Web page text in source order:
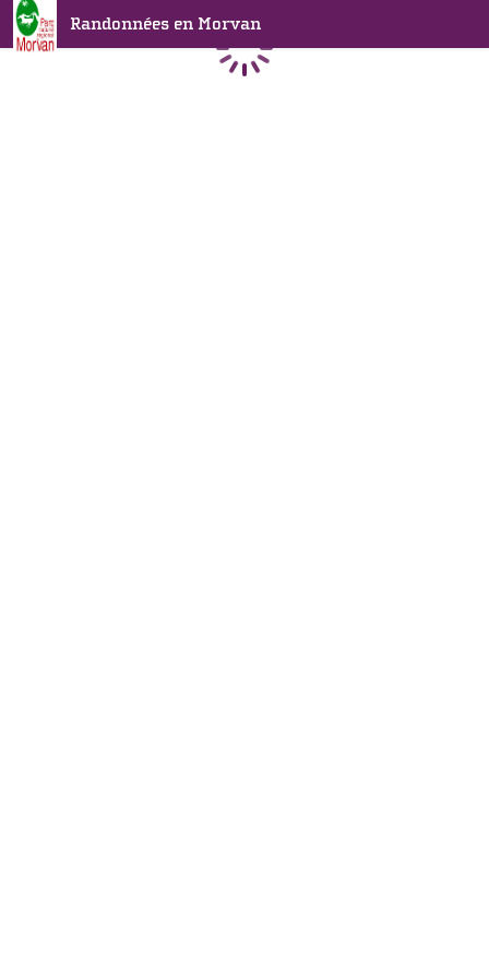
Randonnées en Morvan
Chargement